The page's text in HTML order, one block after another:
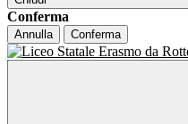
Conferma
Annulla Conferma